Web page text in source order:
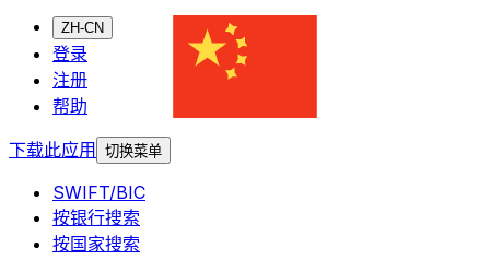
ZH-CN
登录
注册
帮助
下载此应用
切换菜单
SWIFT/BIC
按银行搜索
按国家搜索